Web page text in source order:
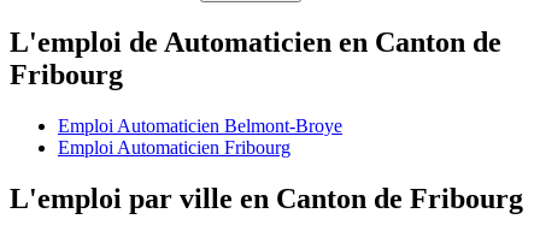
L'emploi de Automaticien en Canton de
Fribourg
Emploi Automaticien Belmont-Broye
Emploi Automaticien Fribourg
L'emploi par ville en Canton de Fribourg